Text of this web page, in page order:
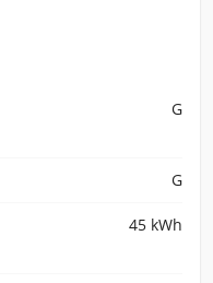
G
G
45 kWh